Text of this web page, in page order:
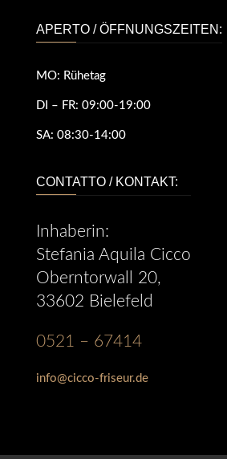
APERTO / ÖFFNUNGSZEITEN:
MO: Rühetag
DI – FR: 09:00-19:00
SA: 08:30-14:00
CONTATTO / KONTAKT:
Inhaberin:
Stefania Aquila Cicco
Oberntorwall 20,
33602 Bielefeld
0521 – 67414
info@cicco-friseur.de